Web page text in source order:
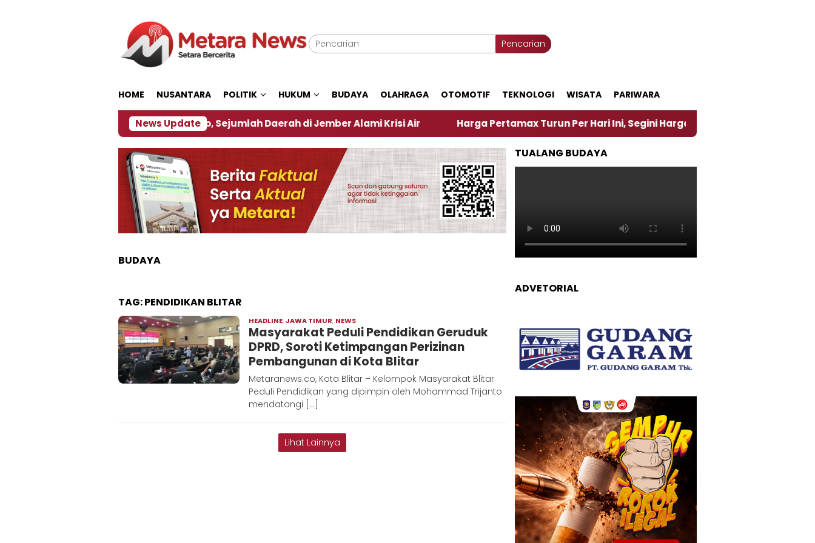
Pencarian
HOME NUSANTARA POLITIK HUKUM BUDAYA OLAHRAGA OTOMOTIF TEKNOLOGI WISATA PARIWARA
News Update
Dampak El Nino, Sejumlah Daerah di Jember Alami Krisi Air Harga Pertamax Turun Per Hari Ini, Segini Harganya
BUDAYA
TAG:PENDIDIKAN BLITAR
HEADLINE,JAWA TIMUR, NEWS
Hadi
Masyarakat Peduli Pendidikan Geruduk
DPRD, Soroti Ketimpangan Perizinan
Pembangunan di Kota Blitar
Metaranews.co, Kota Blitar – Kelompok Masyarakat Blitar
Peduli Pendidikan yang dipimpin oleh Mohammad Trijanto
mendatangi […]
Lihat Lainnya
TUALANG BUDAYA
ADVETORIAL